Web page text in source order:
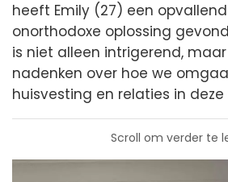
heeft Emily (27) een
onorthodoxe oplossing
is niet alleen intrigerend,
nadenken over hoe we
huisvesting en relaties in
Scroll om verder te